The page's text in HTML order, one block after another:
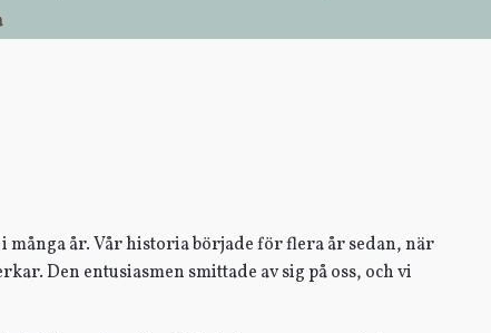
år. Vår historia började för flera år sedan, när
Den entusiasmen smittade av sig på oss, och vi